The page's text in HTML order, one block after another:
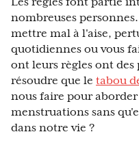
nombreuses
mettre mal à l'aise,
quotidiennes ou vous
ont leurs règles ont
résoudre que le tabou
nous faire pour
menstruations sans
dans notre vie ?